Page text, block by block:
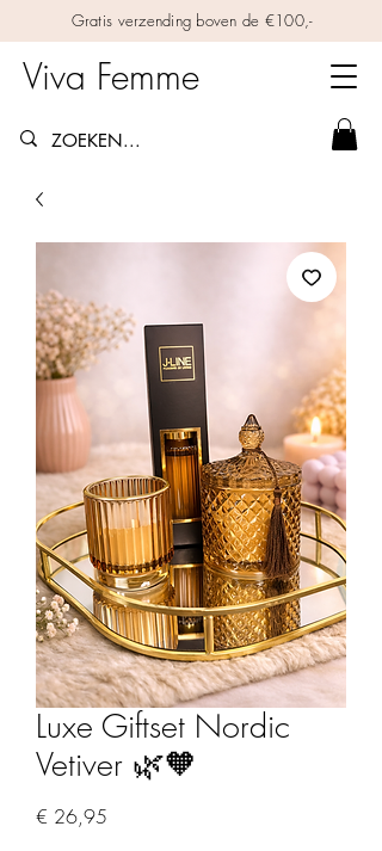
Gratis verzending boven de €100,-
Viva Femme
Luxe Giftset Nordic
Vetiver 🌿🧡​
€ 26,95